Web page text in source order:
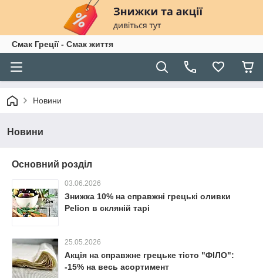
Смак Греції - Смак життя
Новини
Новини
Основний розділ
03.06.2026
Знижка 10% на справжні грецькі оливки
Pelion в скляній тарі
25.05.2026
Акція на справжне грецьке тісто "ФІЛО":
-15% на весь асортимент